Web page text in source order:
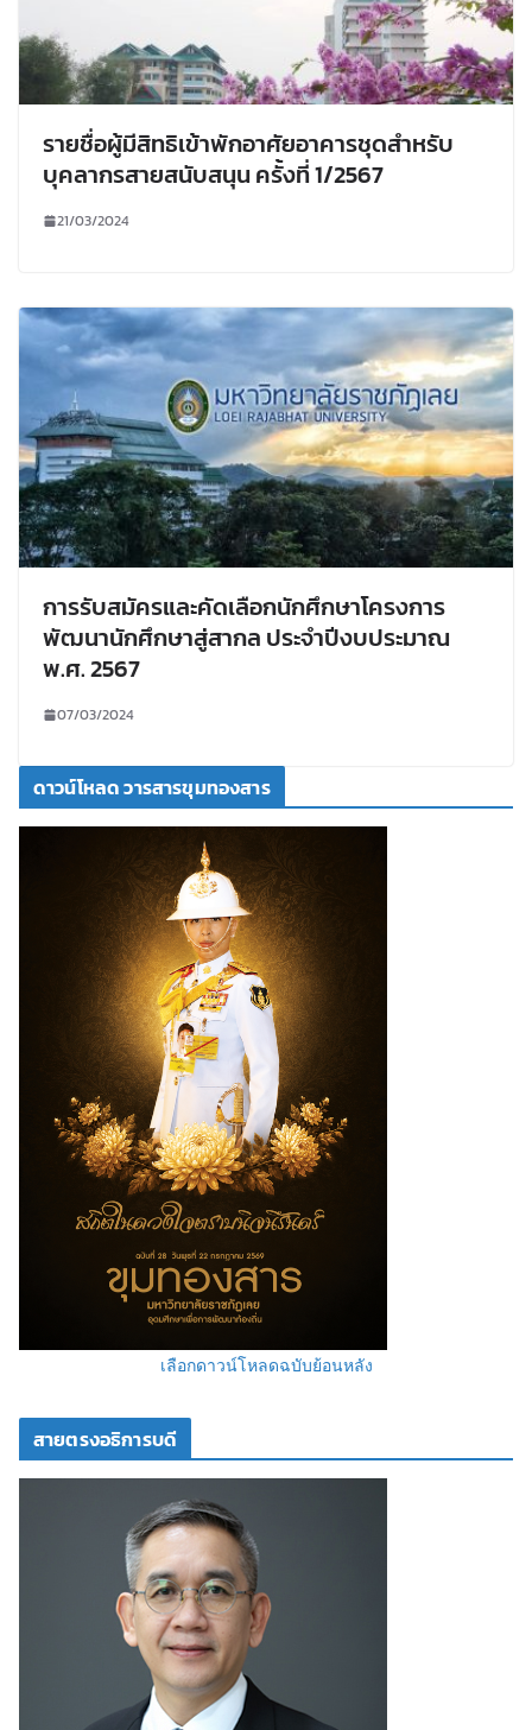
รายชื่อผู้มีสิทธิเข้าพักอาศัยอาคารชุดสำหรับ
บุคลากรสายสนับสนุน ครั้งที่ 1/2567
21/03/2024
การรับสมัครและคัดเลือกนักศึกษาโครงการ
พัฒนานักศึกษาสู่สากล ประจำปีงบประมาณ
พ.ศ. 2567
07/03/2024
ดาวน์โหลด วารสารขุมทองสาร
เลือกดาวน์โหลดฉบับย้อนหลัง
สายตรงอธิการบดี